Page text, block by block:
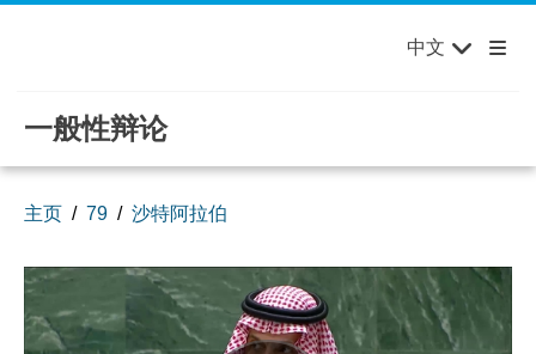
欢迎来到联合国，您的世界！ English Français
Español
中文
一般性辩论
主页 79 沙特阿拉伯